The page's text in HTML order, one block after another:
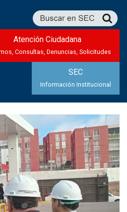
Atención Ciudadana
Consultas, Denuncias, Solicitudes
SEC
Información Institucional